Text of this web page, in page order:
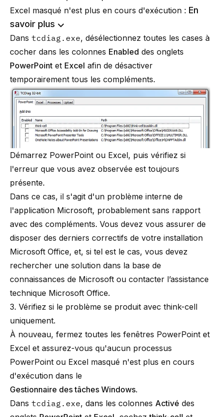
Excel masqué n'est plus en cours d'exécution : En
savoir plus
Dans tcdiag.exe, désélectionnez toutes les cases à
cocher dans les colonnes Enabled des onglets
PowerPoint et Excel afin de désactiver
temporairement tous les compléments.
Démarrez PowerPoint ou Excel, puis vérifiez si
l'erreur que vous avez observée est toujours
présente.
Dans ce cas, il s'agit d'un problème interne de
l'application Microsoft, probablement sans rapport
avec des compléments. Vous devez vous assurer de
disposer des derniers correctifs de votre installation
Microsoft Office, et, si tel est le cas, vous devez
rechercher une solution dans la base de
connaissances de Microsoft ou contacter l’assistance
technique Microsoft Office.
3. Vérifiez si le problème se produit avec think-cell
uniquement.
À nouveau, fermez toutes les fenêtres PowerPoint et
Excel et assurez-vous qu'aucun processus
PowerPoint ou Excel masqué n'est plus en cours
d'exécution dans le
Gestionnaire des tâches Windows.
Dans tcdiag.exe, dans les colonnes Activé des